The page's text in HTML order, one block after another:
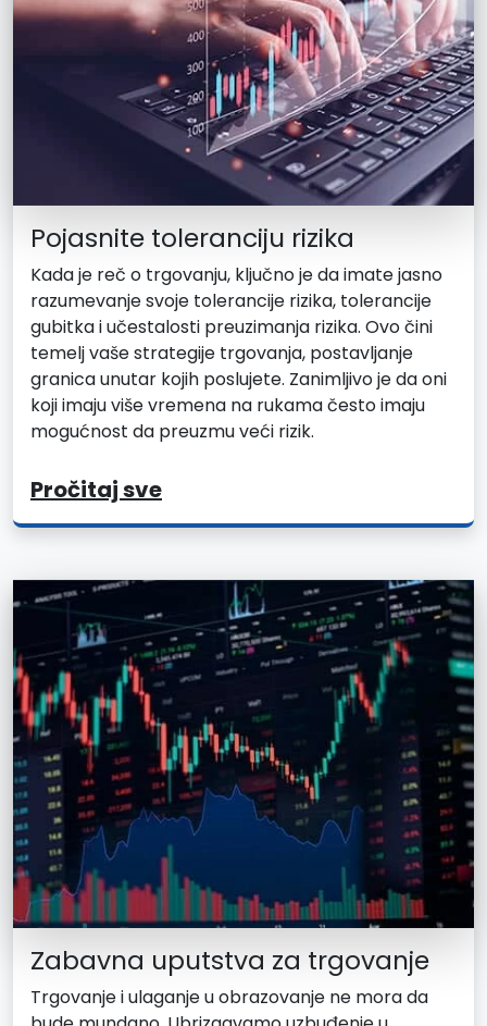
Pojasnite toleranciju rizika
Kada je reč o trgovanju, ključno je da imate jasno
razumevanje svoje tolerancije rizika, tolerancije
gubitka i učestalosti preuzimanja rizika. Ovo čini
temelj vaše strategije trgovanja, postavljanje
granica unutar kojih poslujete. Zanimljivo je da oni
koji imaju više vremena na rukama često imaju
mogućnost da preuzmu veći rizik.
Pročitaj sve
Zabavna uputstva za trgovanje
Trgovanje i ulaganje u obrazovanje ne mora da